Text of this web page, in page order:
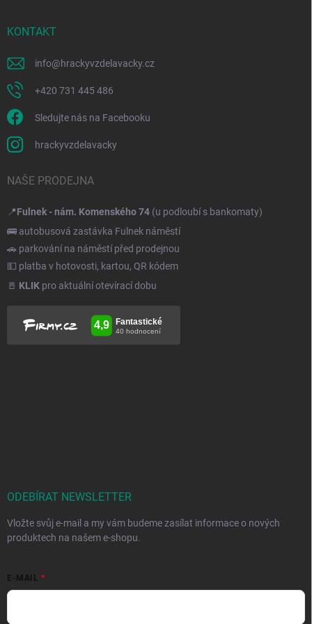
KONTAKT
info@hrackyvzdelavacky.cz
+420 731 445 486
Sledujte nás na Facebooku
hrackyvzdelavacky
NAŠE PRODEJNA
📍Fulnek - nám. Komenského 74 (u podloubí s bankomaty)
🚌 autobusová zastávka Fulnek náměstí
🚗 parkování na náměstí před prodejnou
💵 platba v hotovosti, kartou, QR kódem
🚪 KLIK pro aktuální otevírací dobu
ODEBÍRAT NEWSLETTER
Vložte svůj e-mail a my vám budeme zasílat informace o nových
produktech na našem e-shopu.
E-MAIL